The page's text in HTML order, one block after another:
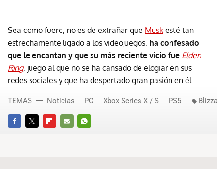
Sea como fuere, no es de extrañar que Musk esté tan
estrechamente ligado a los videojuegos, ha confesado
que le encantan y que su más reciente vicio fue Elden
Ring, juego al que no se ha cansado de elogiar en sus
redes sociales y que ha despertado gran pasión en él.
FACEBOOKTWITTERFLIPBOARD
E-
WHATSAPP
TEMAS Noticias PC Xbox Series X / S PS5